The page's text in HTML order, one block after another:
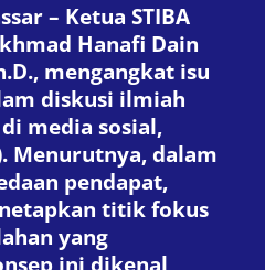
– Ketua STIBA
Hanafi Dain
mengangkat isu
diskusi ilmiah
media sosial,
Menurutnya, dalam
pendapat,
titik fokus
yang
ini dikenal